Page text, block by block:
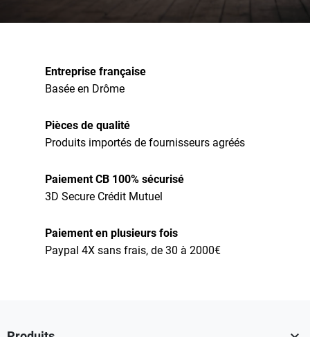
Entreprise française
Basée en Drôme
Pièces de qualité
Produits importés de fournisseurs agréés
Paiement CB 100% sécurisé
3D Secure Crédit Mutuel
Paiement en plusieurs fois
Paypal 4X sans frais, de 30 à 2000€